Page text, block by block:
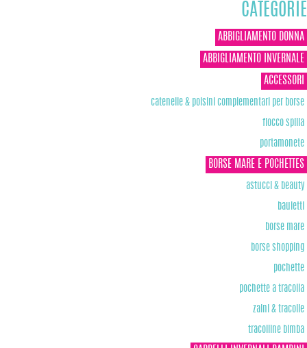
CATEGORIE
ABBIGLIAMENTO DONNA
ABBIGLIAMENTO INVERNALE
ACCESSORI
catenelle & polsini complementari per borse
fiocco spilla
portamonete
BORSE MARE E POCHETTES
astucci & beauty
bauletti
borse mare
borse shopping
pochette
pochette a tracolla
zaini & tracolle
tracolline bimba